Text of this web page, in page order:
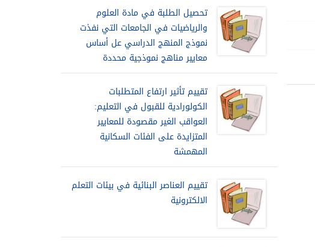
تحصيل الطلبة في مادة العلوم
والرياضيات في الجامعات التي نفذت
نموذج المنهج الدراسي عل أساس
معايير مناهج نموذجية محددة
تقييم تأثير ارتفاع المتطلبات
الكولورادية للقبول في التعليم:
العواقب الغير مقصودة للمعايير
المتزايدة على الفئات السكانية
المهمشة
تقييم العناصر البنائية في بيئات التعلم
الالكترونية